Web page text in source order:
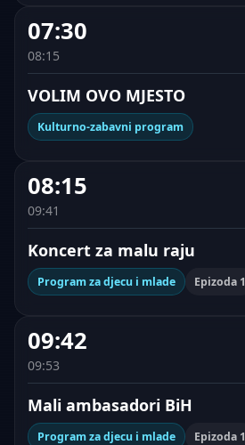
07:30
08:15
VOLIM OVO MJESTO
Kulturno-zabavni program
08:15
09:41
Koncert za malu raju
Program za djecu i mlade Epizoda 1
09:42
09:53
Mali ambasadori BiH
Program za djecu i mlade Epizoda 1